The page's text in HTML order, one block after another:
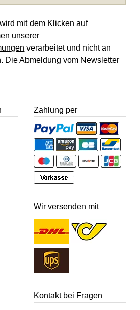
mit dem Klicken auf
unserer
verarbeitet und nicht an
Die Abmeldung vom Newsletter
Zahlung per
Wir versenden mit
Kontakt bei Fragen